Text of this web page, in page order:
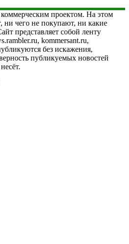
проектом. На этом
ни чего не покупают, ни какие
представляет собой ленту
kommersant.ru,
без искажения,
публикуемых новостей